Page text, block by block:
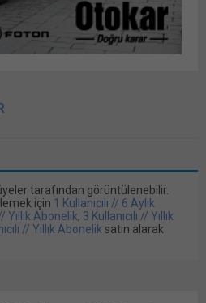
tarafından görüntülenebilir.
için 1 Kullanıcılı // 6 Aylık
Yıllık Abonelik, 3 Kullanıcılı // Yıllık
// Yıllık Abonelik satın alarak